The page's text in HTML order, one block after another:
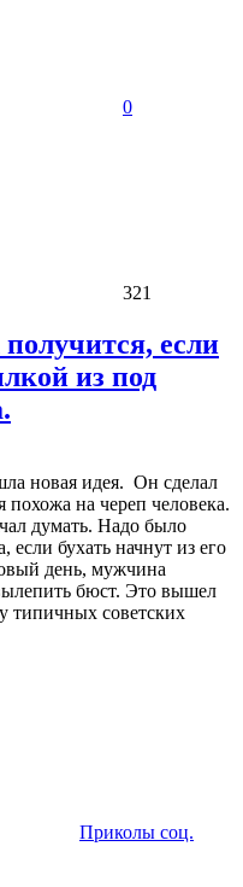
0
321
если
из под
новая идея. Он сделал
похожа на череп человека.
думать. Надо было
если бухать начнут из его
день, мужчина
бюст. Это вышел
типичных советских
Приколы соц.